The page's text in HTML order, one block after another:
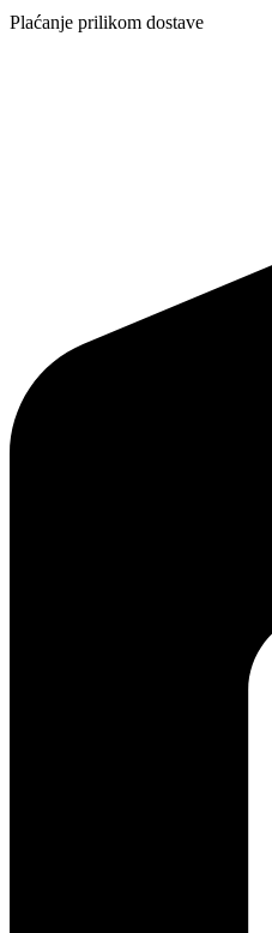
Plaćanje prilikom dostave